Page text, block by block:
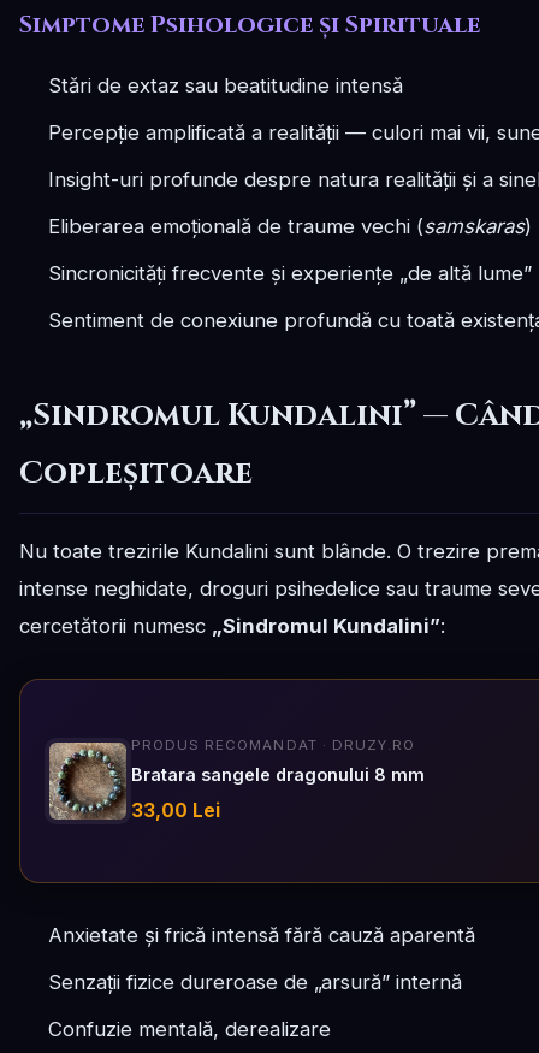
Simptome Psihologice și Spirituale
Stări de extaz sau beatitudine intensă
Percepție amplificată a realității — culori mai vii,
Insight-uri profunde despre natura realității și a
Eliberarea emoțională de traume vechi (samskaras)
Sincronicități frecvente și experiențe „de altă lume”
Sentiment de conexiune profundă cu toată
„Sindromul Kundalini” —
Copleșitoare
Nu toate trezirile Kundalini sunt blânde. O trezire
intense neghidate, droguri psihedelice sau traume
cercetătorii numesc „Sindromul Kundalini”:
PRODUS RECOMANDAT · DRUZY.RO
Bratara sangele dragonului 8 mm
33,00 Lei
Anxietate și frică intensă fără cauză aparentă
Senzații fizice dureroase de „arsură” internă
Confuzie mentală, derealizare